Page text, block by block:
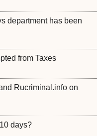
department has been
from Taxes
Rucriminal.info on
days?